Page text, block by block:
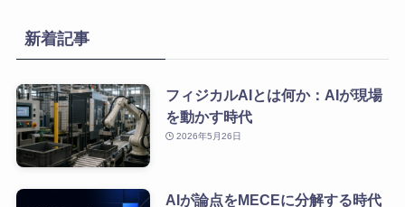
(10)
新着記事
フィジカルAIとは何か：AIが現場
を動かす時代
2026年5月26日
AIが論点をMECEに分解する時代